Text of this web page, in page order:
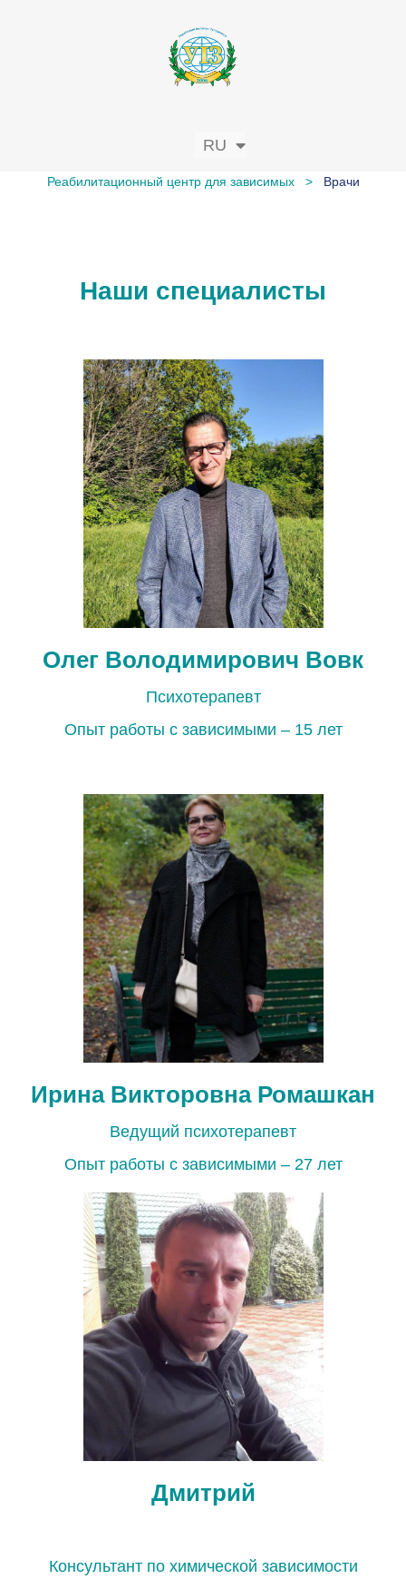
RU
UK
Реабилитационный центр для зависимых > Врачи
Наши специалисты
Олег Володимирович Вовк
Психотерапевт
Опыт работы с зависимыми – 15 лет
Ирина ВикторовнаРомашкан
Ведущий психотерапевт
Опыт работы с зависимыми – 27 лет
Дмитрий
Консультант по химической зависимости